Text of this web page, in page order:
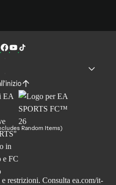
Random Items)
restrizioni. Consulta ea.com/it-